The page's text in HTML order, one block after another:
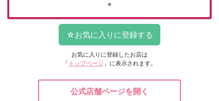
お気に入りに登録したお店は
「 トップページ 」に表示されます。
公式店舗ページを開く